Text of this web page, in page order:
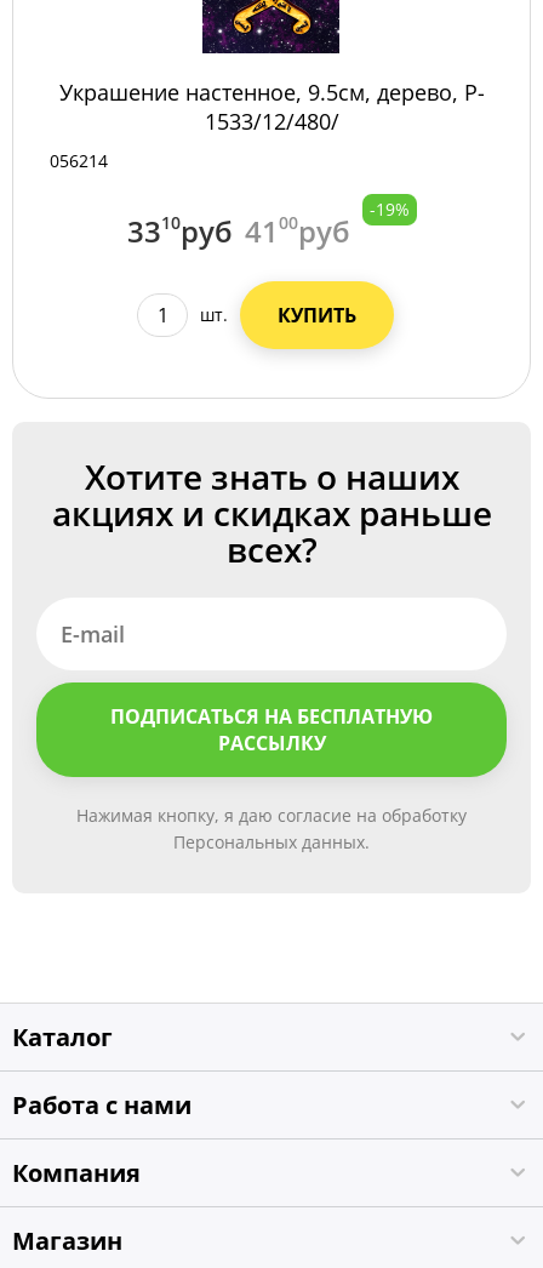
Украшение настенное, 9.5см, дерево, P-
1533/12/480/
056214
3310руб 41 00руб
-19%
шт. КУПИТЬ
Хотите знать о наших
акциях и скидках раньше
всех?
ПОДПИСАТЬСЯ НА БЕСПЛАТНУЮ
РАССЫЛКУ
Нажимая кнопку, я даю согласие на обработку
Персональных данных.
Каталог
Работа с нами
Компания
Магазин